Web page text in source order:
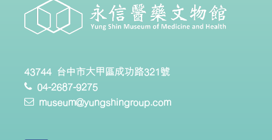
43744 台中市大甲區成功路321號
04-2687-9275
museum@yungshingroup.com